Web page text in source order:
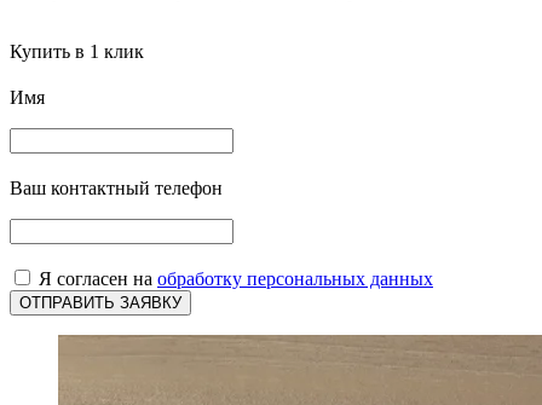
Купить в 1 клик
Имя
Ваш контактный телефон
Я согласен на обработку персональных данных